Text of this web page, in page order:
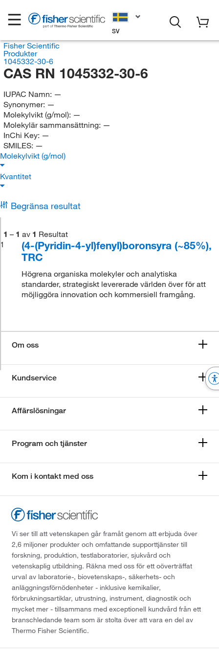
SV
Fisher Scientific
Produkter
1045332-30-6
CAS RN 1045332-30-6
IUPAC Namn: —
Synonymer: —
Molekylvikt (g/mol): —
Molekylär sammansättning: —
InChi Key: —
SMILES: —
Molekylvikt (g/mol)
Kvantitet
Begränsa resultat
1 – 1 av 1 Resultat
1
(4-(Pyridin-4-yl)fenyl)boronsyra (~85%),
TRC
Högrena organiska molekyler och analytiska
standarder, strategiskt levererade världen över för att
möjliggöra innovation och kommersiell framgång.
Om oss
Kundservice
Affärslösningar
Program och tjänster
Kom i kontakt med oss
Vi ser till att vetenskapen går framåt genom att erbjuda över
2,6 miljoner produkter och omfattande supporttjänster till
forskning, produktion, testlaboratorier, sjukvård och
vetenskaplig utbildning. Räkna med oss för ett oöverträffat
urval av laboratorie-, biovetenskaps-, säkerhets- och
anläggningsförnödenheter - inklusive kemikalier,
förbrukningsartiklar, utrustning, instrument, diagnostik och
mycket mer - tillsammans med exceptionell kundvård från ett
branschledande team som är stolta över att vara en del av
Thermo Fisher Scientific.